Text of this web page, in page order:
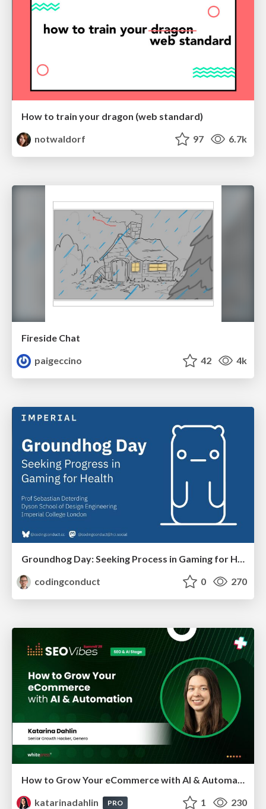
How to train your dragon (web standard)
notwaldorf
97 6.7k
Fireside Chat
paigeccino
42 4k
Groundhog Day: Seeking Process in Gaming for Health
codingconduct
0 270
How to Grow Your eCommerce with AI & Automation
katarinadahlin
PRO 1 230